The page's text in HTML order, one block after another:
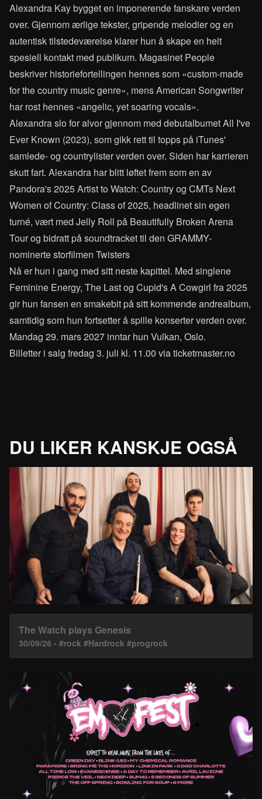
Alexandra Kay bygget en imponerende fanskare verden
over. Gjennom ærlige tekster, gripende melodier og en
autentisk tilstedeværelse klarer hun å skape en helt
spesiell kontakt med publikum. Magasinet People
beskriver historiefortellingen hennes som «custom-made
for the country music genre», mens American Songwriter
har rost hennes «angelic, yet soaring vocals».
Alexandra slo for alvor gjennom med debutalbumet All I've
Ever Known (2023), som gikk rett til topps på iTunes'
samlede- og countrylister verden over. Siden har karrieren
skutt fart. Alexandra har blitt løftet frem som en av
Pandora's 2025 Artist to Watch: Country og CMTs Next
Women of Country: Class of 2025, headlinet sin egen
turné, vært med Jelly Roll på Beautifully Broken Arena
Tour og bidratt på soundtracket til den GRAMMY-
nominerte storfilmen Twisters
Nå er hun i gang med sitt neste kapittel. Med singlene
Feminine Energy, The Last og Cupid's A Cowgirl fra 2025
gir hun fansen en smakebit på sitt kommende andrealbum,
samtidig som hun fortsetter å spille konserter verden over.
Mandag 29. mars 2027 inntar hun Vulkan, Oslo.
Billetter i salg fredag 3. juli kl. 11.00 via ticketmaster.no
DU LIKER KANSKJE OGSÅ
The Watch plays Genesis
30/09/26 - #rock #Hardrock #progrock